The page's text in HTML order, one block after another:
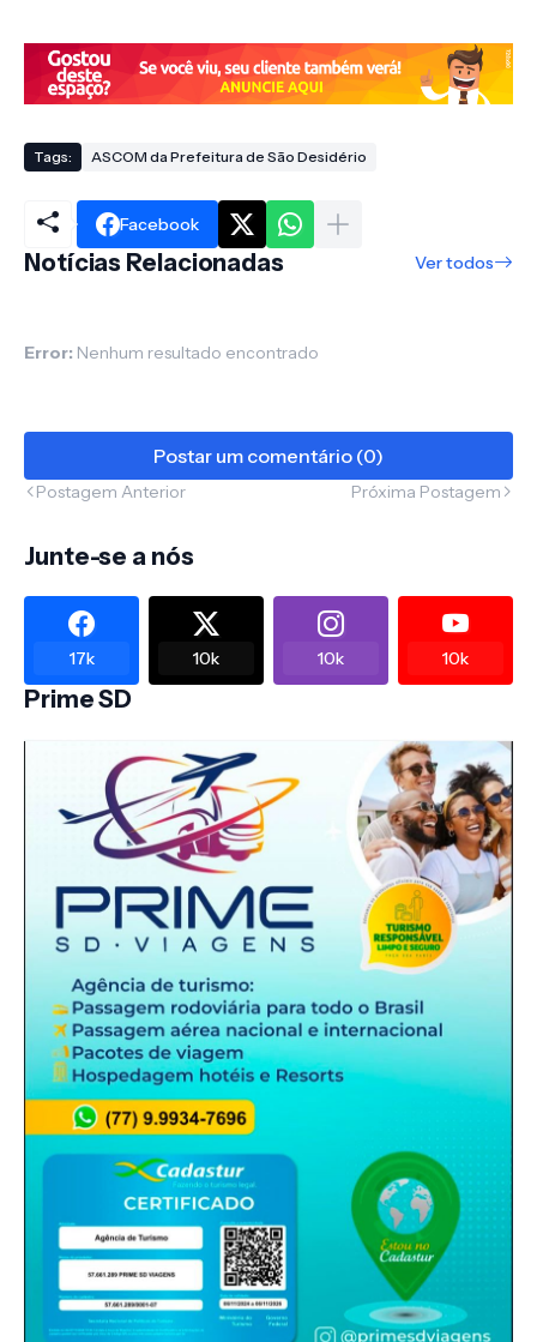
Tags: ASCOM da Prefeitura de São Desidério
Facebook
Notícias Relacionadas Ver todos
Error: Nenhum resultado encontrado
Postar um comentário (0)
Postagem Anterior Próxima Postagem
Junte-se a nós
17k 10k 10k 10k
Prime SD